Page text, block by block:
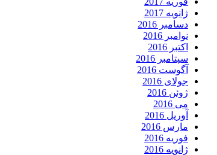
ژانویه 2017
دسامبر 2016
نوامبر 2016
اکتبر 2016
سپتامبر 2016
آگوست 2016
جولای 2016
ژوئن 2016
می 2016
آوریل 2016
مارس 2016
فوریه 2016
ژانویه 2016